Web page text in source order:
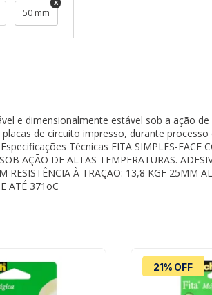
50 mm
e dimensionalmente estável sob a ação
de circuito impresso, durante
Técnicas FITA SIMPLES-FACE
AÇÃO DE ALTAS TEMPERATURAS.
RESISTÊNCIA À TRAÇÃO: 13,8 KGF 25MM
ATÉ 371oC
21% OFF